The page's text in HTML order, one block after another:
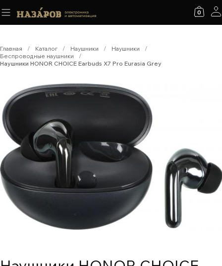
0
Главная / Каталог / Наушники / Наушники
/
Беспроводные наушники
/
Наушники HONOR CHOICE Earbuds X7 Pro Eurasia Grey